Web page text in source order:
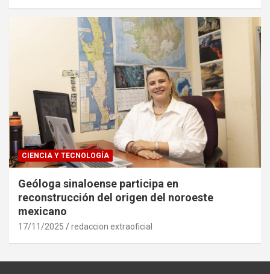
CIENCIA Y TECNOLOGÍA
Geóloga sinaloense participa en
reconstrucción del origen del noroeste
mexicano
17/11/2025 redaccion extraoficial